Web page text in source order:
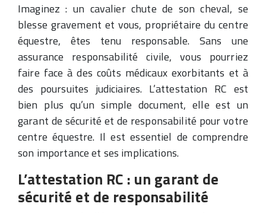
Imaginez : un cavalier chute de son cheval, se
blesse gravement et vous, propriétaire du centre
équestre, êtes tenu responsable. Sans une
assurance responsabilité civile, vous pourriez
faire face à des coûts médicaux exorbitants et à
des poursuites judiciaires. L’attestation RC est
bien plus qu’un simple document, elle est un
garant de sécurité et de responsabilité pour votre
centre équestre. Il est essentiel de comprendre
son importance et ses implications.
L’attestation RC : un garant de
sécurité et de responsabilité